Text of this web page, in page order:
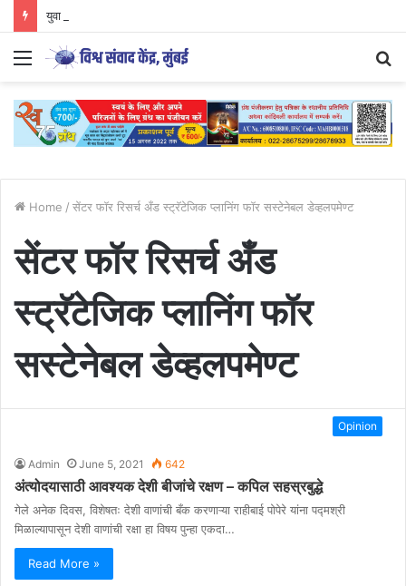
युवा आंदोलनों की दिशा और वैचारिक परिप्रेक्ष्य
Menu
Home / सेंटर फॉर रिसर्च अँड स्ट्रॅटेजिक प्लानिंग फॉर सस्टेनेबल डेव्हलपमेण्ट
सेंटर फॉर रिसर्च अँड
स्ट्रॅटेजिक प्लानिंग फॉर
सस्टेनेबल डेव्हलपमेण्ट
Opinion
Admin June 5, 2021 642
अंत्योदयासाठी आवश्यक देशी बीजांचे रक्षण – कपिल सहस्रबुद्धे
गेले अनेक दिवस, विशेषतः देशी वाणांची बँक करणाऱ्या राहीबाई पोपेरे यांना पद्मश्री
मिळाल्यापासून देशी वाणांची रक्षा हा विषय पुन्हा एकदा…
Read More »